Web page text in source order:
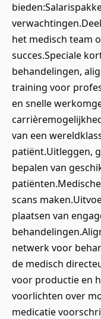
het medisch team
succes.Speciale
behandelingen,
training voor
en snelle
van een
patiënt.Uitleggen,
bepalen van
scans
plaatsen van
netwerk voor
de medisch
voor productie en
voorlichten over
medicatie